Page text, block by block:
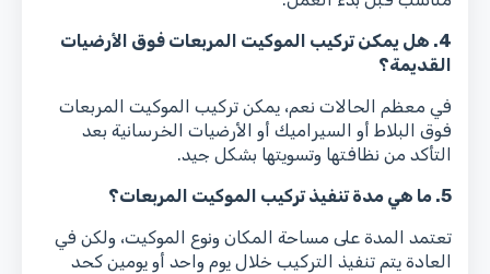
4. هل يمكن تركيب الموكيت المربعات فوق الأرضيات
القديمة؟
في معظم الحالات نعم، يمكن تركيب الموكيت المربعات
فوق البلاط أو السيراميك أو الأرضيات الخرسانية بعد
التأكد من نظافتها وتسويتها بشكل جيد.
5. ما هي مدة تنفيذ تركيب الموكيت المربعات؟
تعتمد المدة على مساحة المكان ونوع الموكيت، ولكن في
العادة يتم تنفيذ التركيب خلال يوم واحد أو يومين كحد